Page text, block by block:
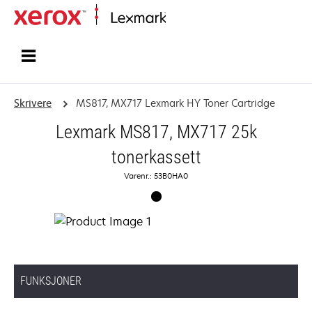
Skrivere MS817, MX717 Lexmark HY Toner Cartridge
Lexmark MS817, MX717 25k
tonerkassett
Varenr.: 53B0HA0
FUNKSJONER